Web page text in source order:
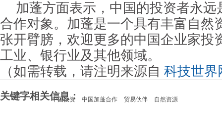
加蓬方面表示，中国的投资者永远
合作对象。加蓬是一个具有丰富自然
张开臂膀，欢迎更多的中国企业家投
工业、银行业及其他领域。
（如需转载，请注明来源自 科技世界
关键字相关信息：
中国投资 中国加蓬合作 贸易伙伴 自然资源